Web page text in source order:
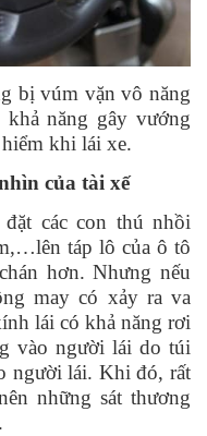
bị vúm vặn vô năng
năng gây vướng
khi lái xe.
của tài xế
các con thú nhồi
táp lô của ô tô
hơn. Nhưng nếu
may có xảy ra va
lái có khả năng rơi
vào người lái do túi
người lái. Khi đó, rất
những sát thương